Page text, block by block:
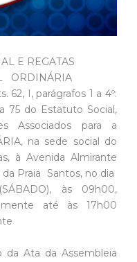
E REGATAS
ORDINÁRIA
62, I, parágrafos 1 a 4º:
a 75 do Estatuto Social,
Associados para a
na sede social do
à Avenida Almirante
Praia  Santos, no dia
às 09h00,
até às 17h00
da Ata da Assembleia